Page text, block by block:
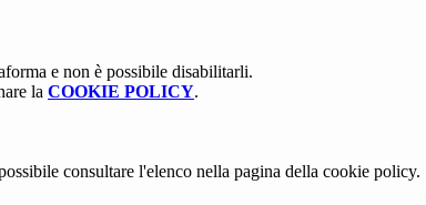
e non è possibile disabilitarli.
la COOKIE POLICY.
consultare l'elenco nella pagina della cookie policy.